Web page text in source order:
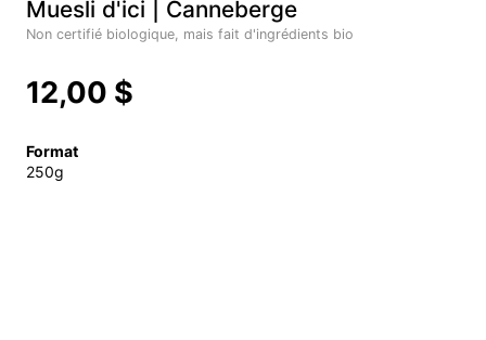
Muesli d'ici | Canneberge
Non certifié biologique, mais fait d'ingrédients bio
12,00 $
Format
250g